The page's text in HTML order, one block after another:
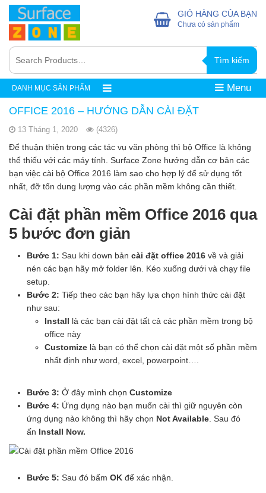
Tìm kiếm
GIỎ HÀNG CỦA BẠN
Chưa có sản phẩm
DANH MỤC SẢN PHẨM Menu
OFFICE 2016 – HƯỚNG DẪN CÀI ĐẶT
13 Tháng 1, 2020 (4326)
Để thuận thiện trong các tác vụ văn phòng thì bộ Office là không
thể thiếu với các máy tính. Surface Zone hướng dẫn cơ bản các
bạn việc cài bộ Office 2016 làm sao cho hợp lý để sử dụng tốt
nhất, đỡ tốn dung lượng vào các phần mềm không cần thiết.
Cài đặt phần mềm Office 2016 qua
5 bước đơn giản
Bước 1: Sau khi down bản cài đặt office 2016 về và giải
nén các bạn hãy mở folder lên. Kéo xuống dưới và chạy file
setup.
Bước 2: Tiếp theo các bạn hãy lựa chọn hình thức cài đặt
như sau:
Install là các bạn cài đặt tất cả các phần mềm trong bộ
office này
Customize là bạn có thể chọn cài đặt một số phần mềm
nhất định như word, excel, powerpoint….
Bước 3: Ở đây mình chọn Customize
Bước 4: Ứng dụng nào bạn muốn cài thì giữ nguyên còn
ứng dụng nào không thì hãy chọn Not Available. Sau đó
ấn Install Now.
Bước 5: Sau đó bấm OK để xác nhận.